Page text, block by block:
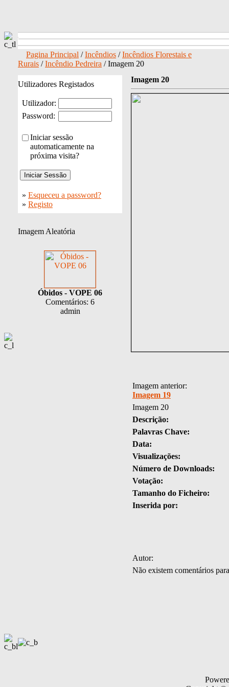
Pagina Principal /Incêndios /Incêndios Florestais e
Rurais /Incêndio Pedreira / Imagem 20
Utilizadores Registados
Utilizador:
Password:
Iniciar sessão
automaticamente na
próxima visita?
» Esqueceu a password?
» Registo
Imagem Aleatória
Óbidos - VOPE 06
Comentários: 6
admin
Imagem 20
Imagem anterior:
Imagem 19
Imagem 20
Descrição:
Palavras Chave:
Data:
Visualizações:
Número de Downloads:
Votação:
Tamanho do Ficheiro:
Inserida por:
Autor:
Não existem comentários